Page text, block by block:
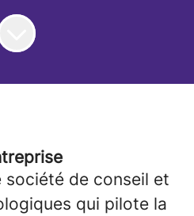
de conseil et
qui pilote la